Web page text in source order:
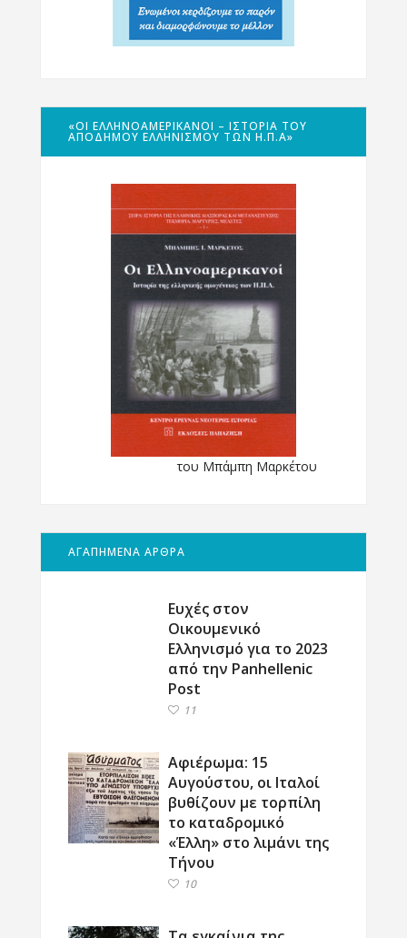
«ΟΙ ΕΛΛΗΝΟΑΜΕΡΙΚΑΝΟΊ – ΙΣΤΟΡΊΑ ΤΟΥ
ΑΠΌΔΗΜΟΥ ΕΛΛΗΝΙΣΜΟΎ ΤΩΝ Η.Π.Α»
του Μπάμπη Μαρκέτου
ΑΓΑΠΗΜΕΝΑ ΑΡΘΡΑ
Ευχές στον
Οικουμενικό
Ελληνισμό για το 2023
από την Panhellenic
Post
11
Αφιέρωμα: 15
Αυγούστου, οι Ιταλοί
βυθίζουν με τορπίλη
το καταδρομικό
«Έλλη» στο λιμάνι της
Τήνου
10